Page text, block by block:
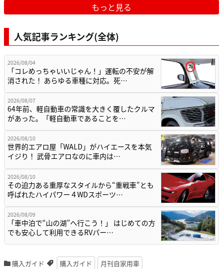
もっと見る
人気記事ランキング(全体)
2026/08/04
「コレめっちゃいいじゃん！」運転の不安が解
消された！ あらゆる車種に対応。死…
2026/08/07
64年前、軽自動車の常識を大きく覆したクルマ
があった。「軽自動車であることを…
2026/08/10
世界的エアロ屋「WALD」がハイエースを本気
イジり！ 武骨エアロなのに車内は…
2026/08/10
その迫力ある重厚なスタイルから“重戦車”とも
呼ばれたハイパワー４WDスポーツ…
2026/08/09
「車中泊で“山の湖”へ行こう！」 はじめての方
でも安心して利用できるRVパー…
購入ガイド 購入ガイド 月刊自家用車